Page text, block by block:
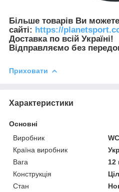
Більше товарів Ви
сайті: https://
Доставка по всій Україні!
Відправляємо без
Приховати
Характеристики
Основні
Виробник
Країна виробник
Вага
12
Конструкція
Стан